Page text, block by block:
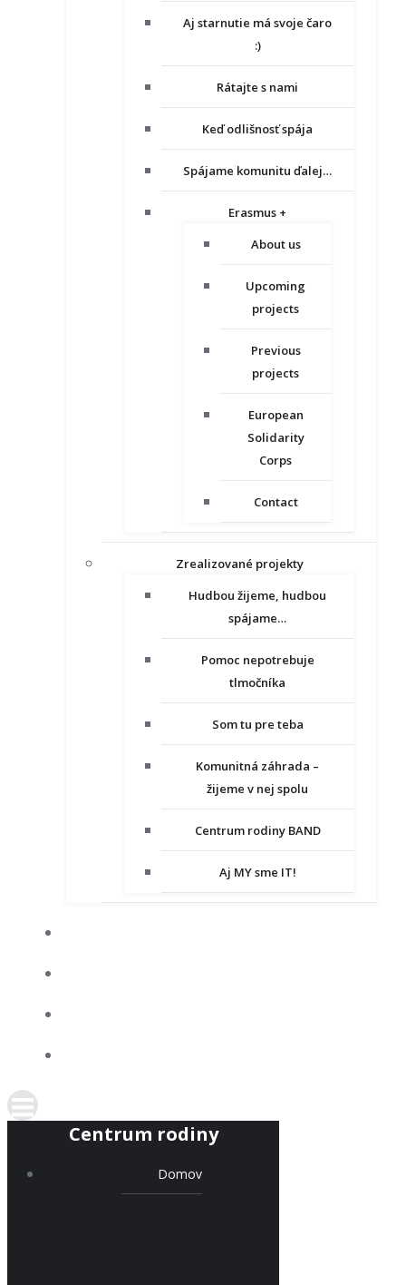
Aj starnutie má svoje čaro
:)
Rátajte s nami
Keď odlišnosť spája
Spájame komunitu ďalej…
Erasmus +
About us
Upcoming
projects
Previous
projects
European
Solidarity
Corps
Contact
Zrealizované projekty
Hudbou žijeme, hudbou
spájame…
Pomoc nepotrebuje
tlmočníka
Som tu pre teba
Komunitná záhrada –
žijeme v nej spolu
Centrum rodiny BAND
Aj MY sme IT!
Centrum rodiny
Domov